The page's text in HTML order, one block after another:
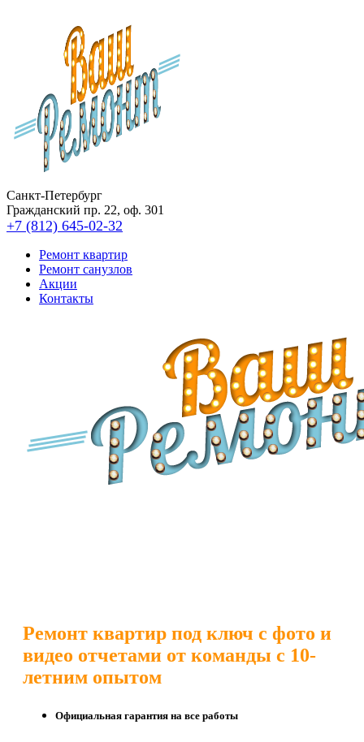
Санкт-Петербург
Гражданский пр. 22, оф. 301
+7 (812) 645-02-32
Ремонт квартир
Ремонт санузлов
Акции
Контакты
Ремонт квартир под ключ с фото и
видео отчетами от команды с 10-
летним опытом
Официальная гарантия на все работы